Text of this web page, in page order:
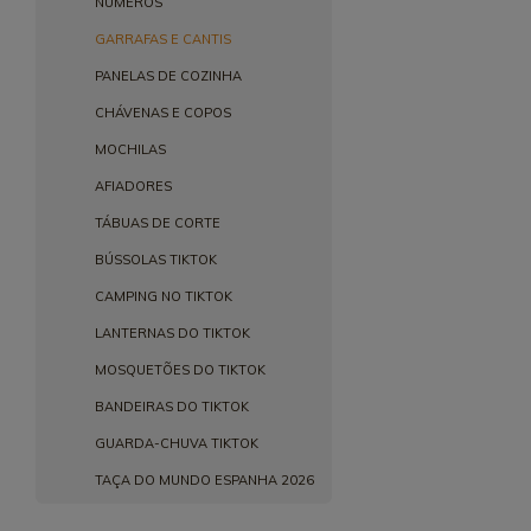
GARRAFAS E CANTIS
PANELAS DE COZINHA
CHÁVENAS E COPOS
MOCHILAS
AFIADORES
TÁBUAS DE CORTE
BÚSSOLAS TIKTOK
CAMPING NO TIKTOK
LANTERNAS DO TIKTOK
MOSQUETÕES DO TIKTOK
BANDEIRAS DO TIKTOK
GUARDA-CHUVA TIKTOK
TAÇA DO MUNDO ESPANHA 2026